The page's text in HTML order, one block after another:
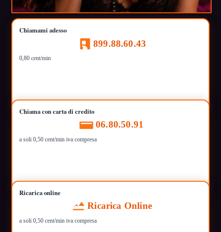
Chiamami adesso
899.88.60.43
0,80 cent/min
Chiama con carta di credito
06.80.50.91
a soli 0,50 cent/min iva compresa
Ricarica online
Ricarica Online
a soli 0,50 cent/min iva compresa